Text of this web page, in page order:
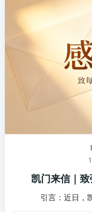
凯门来信｜
引言：近日，